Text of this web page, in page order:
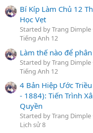
Bí Kíp Làm Chủ 12
Học Vẹt
Started by Trang Dimple
Tiếng Anh 12
Làm thế nào để
Started by Trang Dimple
Tiếng Anh 12
4 Bản Hiệp Ước
- 1884): Tiến Trình
Quyền
Started by Trang Dimple
Lịch sử 8